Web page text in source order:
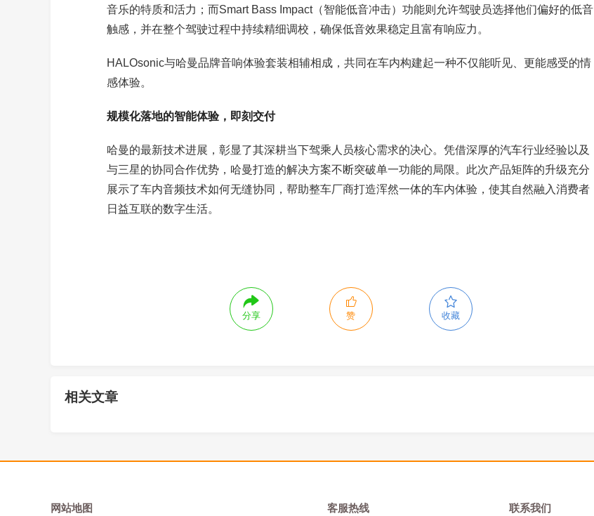
音乐的特质和活力；而Smart Bass Impact（智能低音冲击）功能则允许驾驶员选择他们偏好的低音
触感，并在整个驾驶过程中持续精细调校，确保低音效果稳定且富有响应力。
HALOsonic与哈曼品牌音响体验套装相辅相成，共同在车内构建起一种不仅能听见、更能感受的情
感体验。
规模化落地的智能体验，即刻交付
哈曼的最新技术进展，彰显了其深耕当下驾乘人员核心需求的决心。凭借深厚的汽车行业经验以及
与三星的协同合作优势，哈曼打造的解决方案不断突破单一功能的局限。此次产品矩阵的升级充分
展示了车内音频技术如何无缝协同，帮助整车厂商打造浑然一体的车内体验，使其自然融入消费者
日益互联的数字生活。
分享 赞 收藏
相关文章
网站地图 客服热线 联系我们